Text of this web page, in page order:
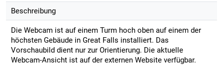
Beschreibung
Die Webcam ist auf einem Turm hoch oben auf einem der
höchsten Gebäude in Great Falls installiert. Das
Vorschaubild dient nur zur Orientierung. Die aktuelle
Webcam-Ansicht ist auf der externen Website verfügbar.